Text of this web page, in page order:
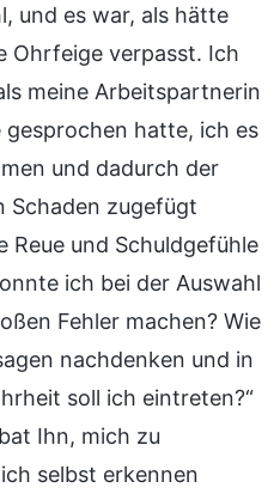
und es war, als hätte
Ohrfeige verpasst. Ich
meine Arbeitspartnerin
gesprochen hatte, ich es
und dadurch der
Schaden zugefügt
und Schuldgefühle
ich bei der Auswahl
Fehler machen? Wie
nachdenken und in
soll ich eintreten?“
Ihn, mich zu
selbst erkennen